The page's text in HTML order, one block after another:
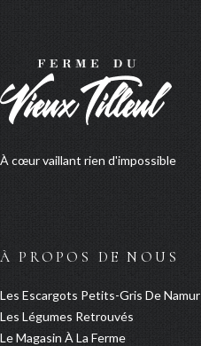
À cœur vaillant rien d'impossible
À PROPOS DE NOUS
Les Escargots Petits-Gris De Namur
Les Légumes Retrouvés
Le Magasin À La Ferme